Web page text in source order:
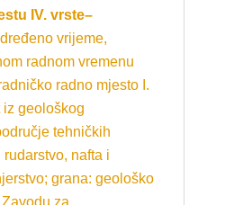
IV. vrste–
vrijeme,
radnom vremenu
radno mjesto I.
iz geološkog
tehničkih
nafta i
grana: geološko
za